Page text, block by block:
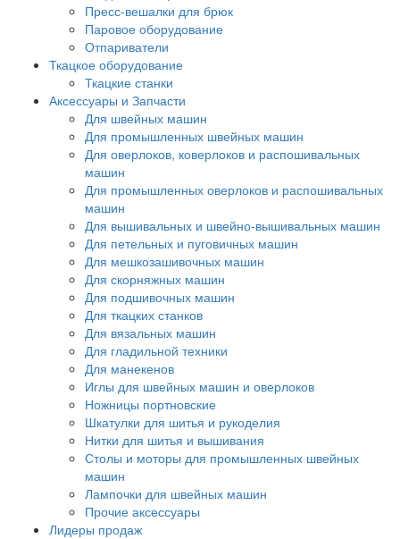
Пресс-вешалки для брюк
Паровое оборудование
Отпариватели
Ткацкое оборудование
Ткацкие станки
Аксессуары и Запчасти
Для швейных машин
Для промышленных швейных машин
Для оверлоков, коверлоков и распошивальных
машин
Для промышленных оверлоков и распошивальных
машин
Для вышивальных и швейно-вышивальных машин
Для петельных и пуговичных машин
Для мешкозашивочных машин
Для скорняжных машин
Для подшивочных машин
Для ткацких станков
Для вязальных машин
Для гладильной техники
Для манекенов
Иглы для швейных машин и оверлоков
Ножницы портновские
Шкатулки для шитья и рукоделия
Нитки для шитья и вышивания
Столы и моторы для промышленных швейных
машин
Лампочки для швейных машин
Прочие аксессуары
Лидеры продаж